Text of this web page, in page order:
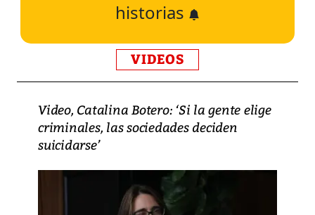
historias
VIDEOS
Video, Catalina Botero: ‘Si la gente elige
criminales, las sociedades deciden
suicidarse’